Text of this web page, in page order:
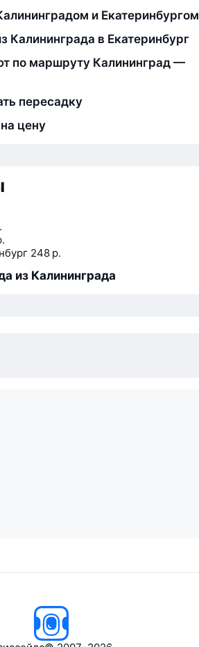
и Екатеринбургом
в Екатеринбург
по маршруту Калининград —
пересадку
цену
248 р.
из Калининграда